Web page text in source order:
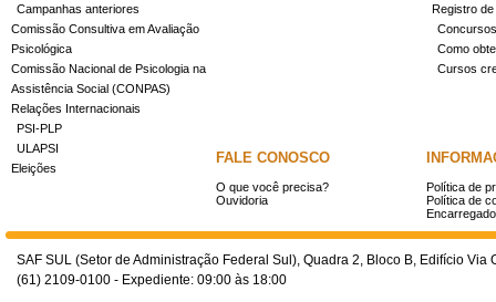
Campanhas anteriores
Comissão Consultiva em Avaliação
Psicológica
Comissão Nacional de Psicologia na
Assistência Social (CONPAS)
Relações Internacionais
PSI-PLP
ULAPSI
Eleições
Registro
Concursos
Como
Cursos
FALE CONOSCO
O que você precisa?
Ouvidoria
Política de
Política de
SAF SUL (Setor de Administração Federal Sul), Quadra 2, Bloco B, Edifício
(61) 2109-0100 - Expediente: 09:00 às 18:00